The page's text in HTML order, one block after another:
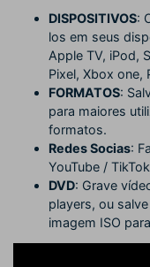
DISPOSITIVOS:
los em seus
Apple TV, iPod,
Pixel, Xbox one,
FORMATOS:
para maiores
formatos.
Redes Socias:
YouTube /
DVD: Grave
players, ou
imagem ISO